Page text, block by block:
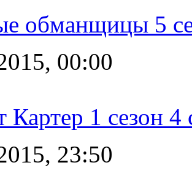
обманщицы 5
00:00
Картер 1 сезон 4
23:50